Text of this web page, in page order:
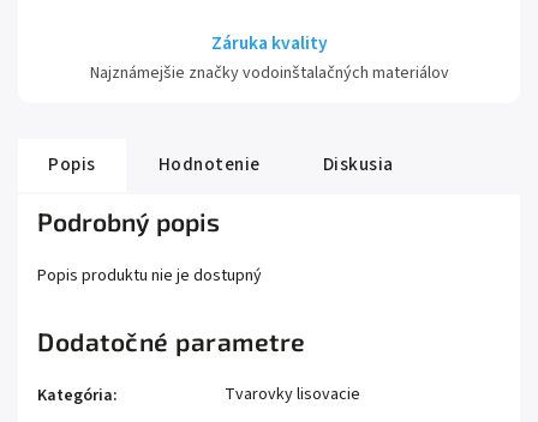
Záruka kvality
Najznámejšie značky vodoinštalačných materiálov
Popis Hodnotenie Diskusia
Podrobný popis
Popis produktu nie je dostupný
Dodatočné parametre
Kategória:
Tvarovky lisovacie